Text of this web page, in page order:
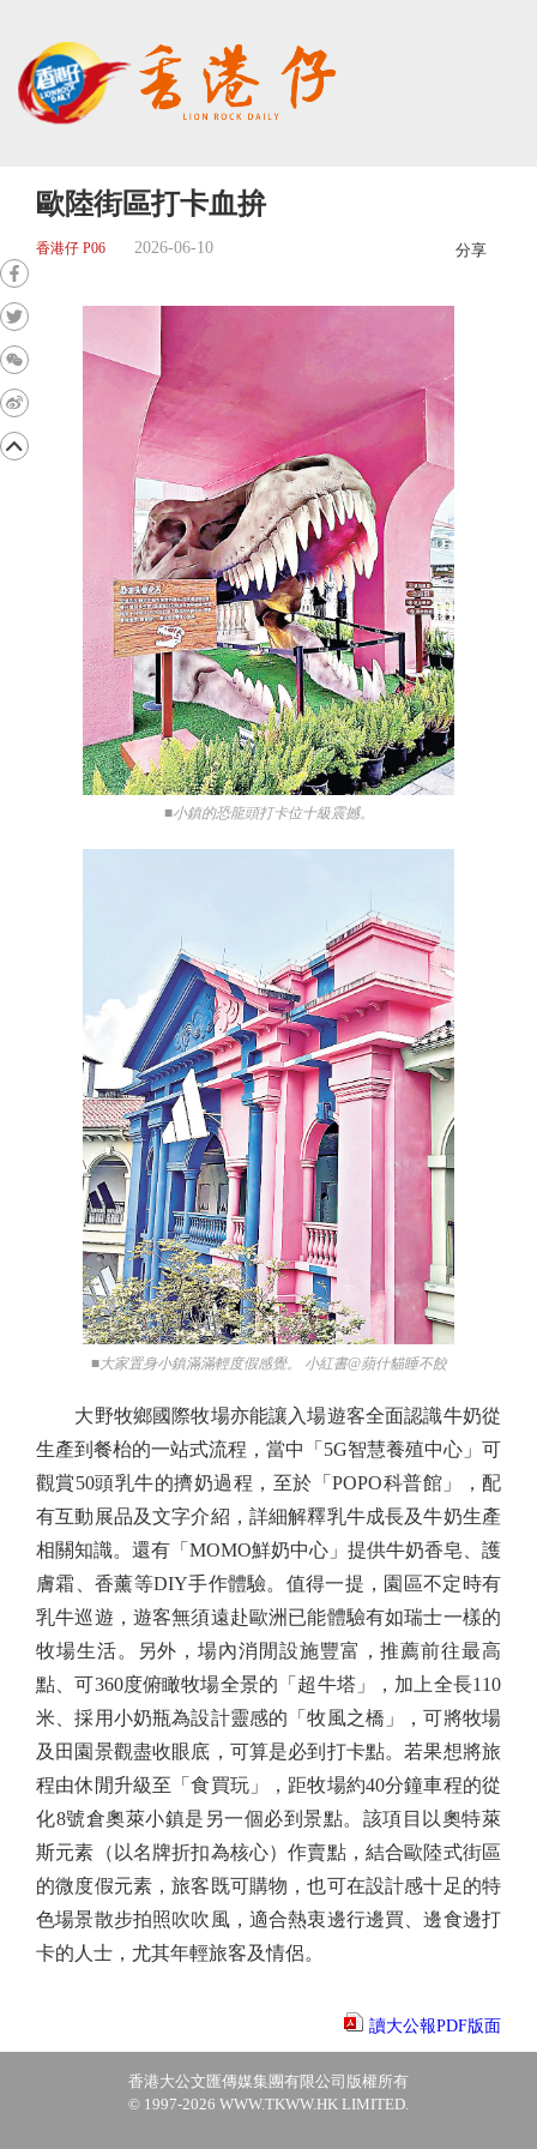
歐陸街區打卡血拚
香港仔 P06 2026-06-10 分享
■小鎮的恐龍頭打卡位十級震撼。
■大家置身小鎮滿滿輕度假感覺。 小紅書@蘋什貓睡不餃
大野牧鄉國際牧場亦能讓入場遊客全面認識牛奶從
生產到餐枱的一站式流程，當中「5G智慧養殖中心」可
觀賞50頭乳牛的擠奶過程，至於「POPO科普館」，配
有互動展品及文字介紹，詳細解釋乳牛成長及牛奶生產
相關知識。還有「MOMO鮮奶中心」提供牛奶香皂、護
膚霜、香薰等DIY手作體驗。值得一提，園區不定時有
乳牛巡遊，遊客無須遠赴歐洲已能體驗有如瑞士一樣的
牧場生活。另外，場內消閒設施豐富，推薦前往最高
點、可360度俯瞰牧場全景的「超牛塔」，加上全長110
米、採用小奶瓶為設計靈感的「牧風之橋」，可將牧場
及田園景觀盡收眼底，可算是必到打卡點。若果想將旅
程由休閒升級至「食買玩」，距牧場約40分鐘車程的從
化8號倉奧萊小鎮是另一個必到景點。該項目以奧特萊
斯元素（以名牌折扣為核心）作賣點，結合歐陸式街區
的微度假元素，旅客既可購物，也可在設計感十足的特
色場景散步拍照吹吹風，適合熱衷邊行邊買、邊食邊打
卡的人士，尤其年輕旅客及情侶。
讀大公報PDF版面
香港大公文匯傳媒集團有限公司版權所有
© 1997-2026 WWW.TKWW.HK LIMITED.